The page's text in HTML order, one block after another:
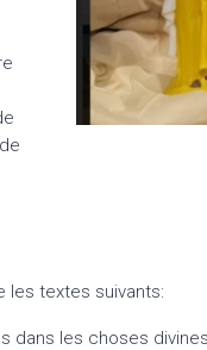
les textes suivants:
les choses